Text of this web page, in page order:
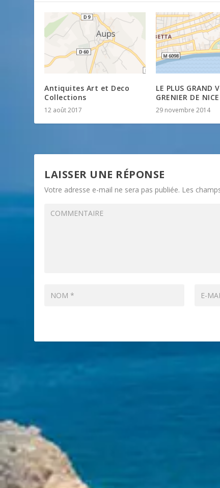
Antiquites Art et Deco
Collections
12 août 2017
LE PLUS GRAND
GRENIER DE NICE
29 novembre 2014
LAISSER UNE RÉPONSE
Votre adresse e-mail ne sera pas publiée. Les